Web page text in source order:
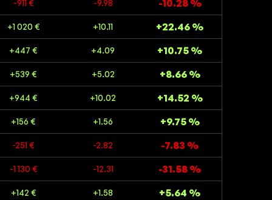
-911 € -9.98 -10.28 %
+1 020 € +10.11 +22.46 %
+447 € +4.09 +10.75 %
+539 € +5.02 +8.66 %
+944 € +10.02 +14.52 %
+156 € +1.56 +9.75 %
-251 € -2.82 -7.83 %
-1 130 € -12.31 -31.58 %
+142 € +1.58 +5.64 %